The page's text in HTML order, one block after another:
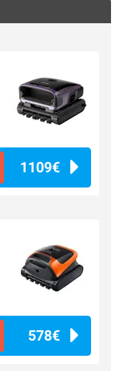
1109€
578€